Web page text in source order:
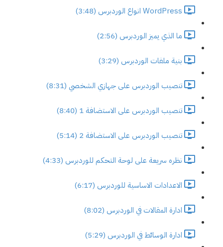
WordPress انواع الوردبرس (3:48)
ما الذي يميز الوردبرس (2:56)
بنية ملفات الوردبرس (3:29)
تنصيب الوردبرس على جهازي الشخصي (8:31)
تنصيب الوردبرس على الاستضافة 1 (8:40)
تنصيب الوردبرس على الاستضافة 2 (5:14)
نظره سريعة على لوحة التحكم للوردبرس (4:33)
الاعدادات الاساسية للوردبرس (6:17)
ادارة المقالات في الوردبرس (8:02)
ادارة الوسائط في الوردبرس (5:29)